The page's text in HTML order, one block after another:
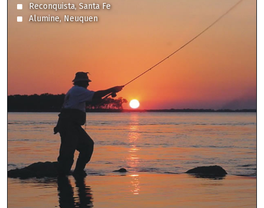
Reconquista, Santa Fe
Alumine, Neuquen